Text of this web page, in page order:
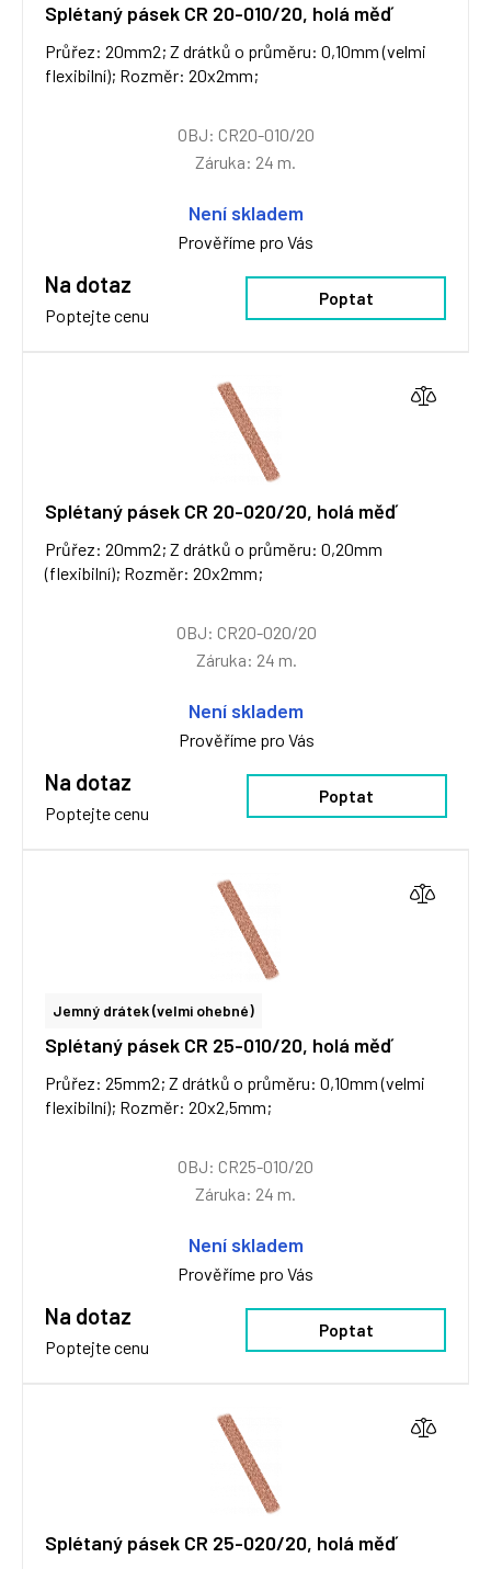
Splétaný pásek CR 20-010/20, holá měď
Průřez: 20mm2; Z drátků o průměru: 0,10mm (velmi
flexibilní); Rozměr: 20x2mm;
OBJ: CR20-010/20
Záruka: 24 m.
Není skladem
Prověříme pro Vás
Na dotaz
Poptejte cenu
Poptat
Splétaný pásek CR 20-020/20, holá měď
Průřez: 20mm2; Z drátků o průměru: 0,20mm
(flexibilní); Rozměr: 20x2mm;
OBJ: CR20-020/20
Záruka: 24 m.
Není skladem
Prověříme pro Vás
Na dotaz
Poptejte cenu
Poptat
Jemný drátek (velmi ohebné)
Splétaný pásek CR 25-010/20, holá měď
Průřez: 25mm2; Z drátků o průměru: 0,10mm (velmi
flexibilní); Rozměr: 20x2,5mm;
OBJ: CR25-010/20
Záruka: 24 m.
Není skladem
Prověříme pro Vás
Na dotaz
Poptejte cenu
Poptat
Splétaný pásek CR 25-020/20, holá měď